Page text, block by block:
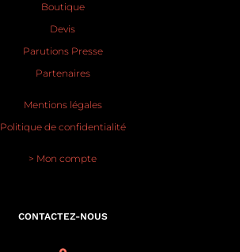
Boutique
Devis
Parutions Presse
Partenaires
Mentions légales
Politique de confidentialité
> Mon compte
CONTACTEZ-NOUS